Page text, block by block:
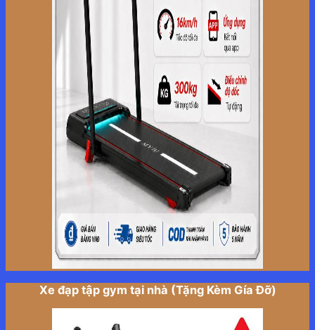
Xe đạp tập gym tại nhà (Tặng Kèm Gía Đỡ)